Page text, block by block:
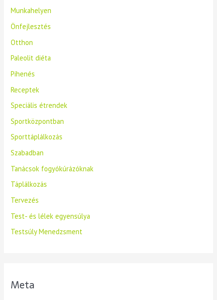
Munkahelyen
Önfejlesztés
Otthon
Paleolit diéta
Pihenés
Receptek
Speciális étrendek
Sportközpontban
Sporttáplálkozás
Szabadban
Tanácsok fogyókúrázóknak
Táplálkozás
Tervezés
Test- és lélek egyensúlya
Testsúly Menedzsment
Meta